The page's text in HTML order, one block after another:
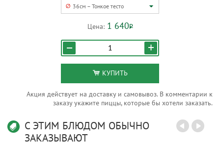
36см – Тонкое тесто
Цена: 1 640Р
КУПИТЬ
Акция действует на доставку и самовывоз. В комментарии к
заказу укажите пиццы, которые бы хотели заказать.
С ЭТИМ БЛЮДОМ ОБЫЧНО
ЗАКАЗЫВАЮТ